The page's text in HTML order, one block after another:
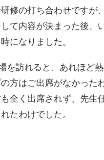
修の打ち合わせですが
て内容が決まった後、
になりました。
を訪れると、あれほど
方はご出席がなかった
全く出席されず、先生
たわけでした。